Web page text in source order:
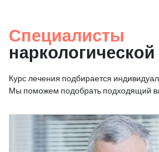
Специалисты
Курс лечения подбирается
Мы поможем подобрать подходящий